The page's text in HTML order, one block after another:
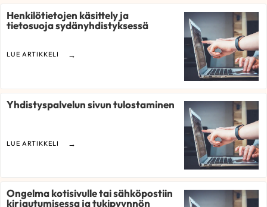
Henkilötietojen käsittely ja
tietosuoja sydänyhdistyksessä
LUE ARTIKKELI
Yhdistyspalvelun sivun tulostaminen
LUE ARTIKKELI
Ongelma kotisivulle tai sähköpostiin
kirjautumisessa ja tukipyynnön